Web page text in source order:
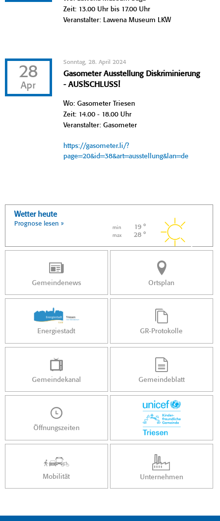
Zeit: 13.00 Uhr bis 17.00 Uhr
Veranstalter: Lawena Museum LKW
28
Apr
Sonntag, 28. April 2024
Gasometer Ausstellung Diskriminierung
- AUS!SCHLUSS!
Wo: Gasometer Triesen
Zeit: 14.00 - 18.00 Uhr
Veranstalter: Gasometer
https://gasometer.li/?
page=20&id=38&art=ausstellung&lan=de
Wetter heute
Prognose lesen »
min 19 °
max 28 °
Gemeindenews Ortsplan
Energiestadt GR-Protokolle
Gemeindekanal Gemeindeblatt
Öffnungszeiten
Mobilität Unternehmen